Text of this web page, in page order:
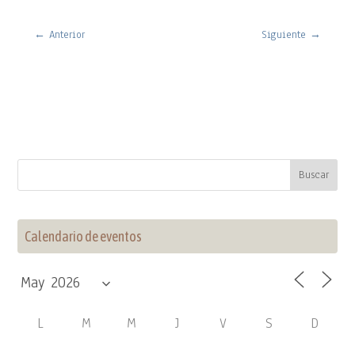
← Anterior Siguiente →
Calendario de eventos
L M M J V S D